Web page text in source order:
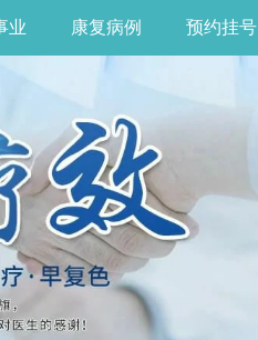
业 康复病例 预约挂号